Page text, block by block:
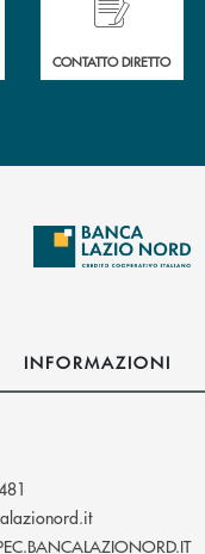
CONTATTO DIRETTO
INFORMAZIONI
(si apre l’app